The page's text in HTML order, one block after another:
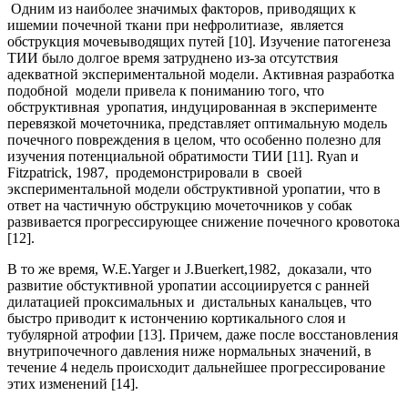
Одним из наиболее значимых факторов, приводящих к
ишемии почечной ткани при нефролитиазе, является
обструкция мочевыводящих путей [10]. Изучение патогенеза
ТИИ было долгое время затруднено из-за отсутствия
адекватной экспериментальной модели. Активная разработка
подобной модели привела к пониманию того, что
обструктивная уропатия, индуцированная в эксперименте
перевязкой мочеточника, представляет оптимальную модель
почечного повреждения в целом, что особенно полезно для
изучения потенциальной обратимости ТИИ [11]. Ryan и
Fitzpatrick, 1987, продемонстрировали в своей
экспериментальной модели обструктивной уропатии, что в
ответ на частичную обструкцию мочеточников у собак
развивается прогрессирующее снижение почечного кровотока
[12].
В то же время, W.E.Yarger и J.Buerkert,1982, доказали, что
развитие обстуктивной уропатии ассоциируется с ранней
дилатацией проксимальных и дистальных канальцев, что
быстро приводит к истончению кортикального слоя и
тубулярной атрофии [13]. Причем, даже после восстановления
внутрипочечного давления ниже нормальных значений, в
течение 4 недель происходит дальнейшее прогрессирование
этих изменений [14].